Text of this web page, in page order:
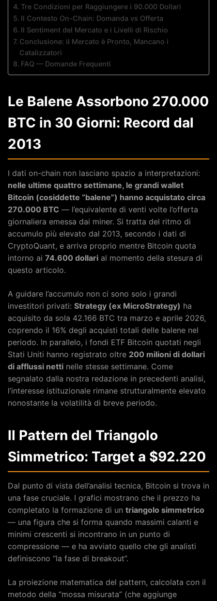
Tre Condizioni per Raggiungere i 90.000 Dollari
Il Contesto On-Chain: Domanda vs Offerta
Il Sentiment del Mercato e i Livelli di Rischio
Conclusione: il Mercato è Pronto, Mancano i
Catalizzatori
FAQ — Domande Frequenti
Le Balene Assorbono 270.000
BTC in 30 Giorni: Record dal
2013
I dati on-chain non lasciano spazio a interpretazioni:
nelle ultime quattro settimane, le grandi wallet
Bitcoin (cosiddette “balene”) hanno acquistato circa
270.000 BTC — l’equivalente di venti volte l’offerta
giornaliera emessa dai miner. Si tratta del ritmo di
accumulo più elevato dal 2013, secondo i dati di
CryptoQuant, e arriva proprio mentre Bitcoin quota
intorno ai 74.600 dollari al momento della stesura di
questo articolo.
A guidare l’accumulo non ci sono solo i grandi
investitori privati: Strategy (ex MicroStrategy) ha
acquisito da sola 42.166 BTC tra marzo e aprile 2026,
coprendo il 16% degli acquisti totali delle balene nel
periodo. In parallelo, i fondi ETF Bitcoin quotati negli
Stati Uniti hanno registrato oltre 200 milioni di dollari
di afflussi netti nelle stesse settimane. Come
segnalato dalla nostra redazione in precedenti analisi,
l’interesse istituzionale rimane strutturalmente elevato
nonostante la volatilità di breve periodo.
Il Pattern del Triangolo
Simmetrico: Target a $92.220
Dal punto di vista dell’analisi tecnica, Bitcoin si trova in
una fase cruciale. I grafici mostrano che il prezzo ha
completato la formazione di un triangolo simmetrico
— una figura che si forma quando massimi calanti e
minimi crescenti si incontrano in un punto di
compressione — e ha avviato quello che gli analisti
definiscono “la fase di breakout”.
La proiezione matematica del pattern, calcolata con il
metodo della “mossa misurata” (che aggiunge